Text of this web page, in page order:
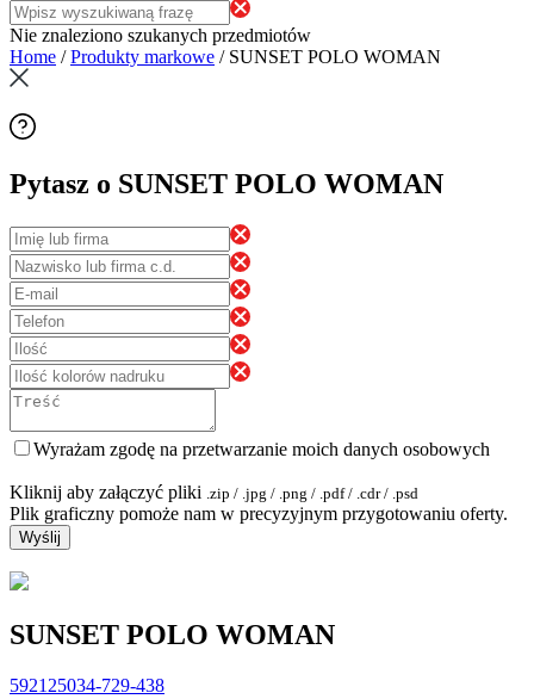
Nie znaleziono szukanych przedmiotów
Home /Produkty markowe / SUNSET POLO WOMAN
Pytasz o SUNSET POLO WOMAN
Wyrażam zgodę na przetwarzanie moich danych osobowych
Kliknij aby załączyć pliki .zip / .jpg / .png / .pdf / .cdr / .psd
Plik graficzny pomoże nam w precyzyjnym przygotowaniu oferty.
Wyślij
SUNSET POLO WOMAN
592125034-729-438